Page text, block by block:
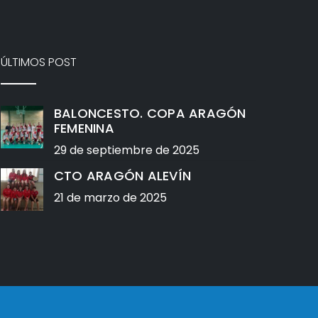
ÚLTIMOS POST
BALONCESTO. COPA ARAGÓN
FEMENINA
29 de septiembre de 2025
CTO ARAGÓN ALEVÍN
21 de marzo de 2025